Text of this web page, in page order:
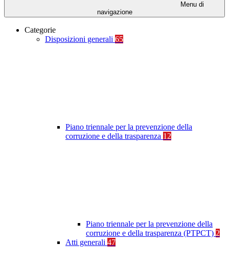
Menu di
navigazione
Categorie
Disposizioni generali 65
Piano triennale per la prevenzione della
corruzione e della trasparenza 12
Piano triennale per la prevenzione della
corruzione e della trasparenza (PTPCT) 2
Atti generali 47